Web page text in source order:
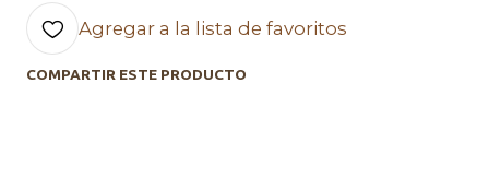
Conveniencia
Eficiencia
Rendimiento
Agregar a la lista de favoritos
COMPARTIR ESTE PRODUCTO